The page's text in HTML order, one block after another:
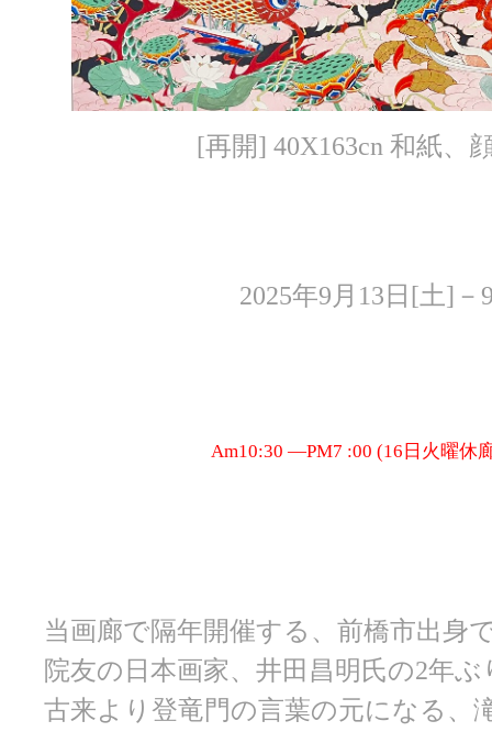
[再開] 40X163cn 和紙、
2025年9月13日[土]－
Am10:30 ―PM7 :00 (16日火曜休
当画廊で隔年開催する、前橋市出身
院友の日本画家、井田昌明氏の2年
古来より登竜門の言葉の元になる、